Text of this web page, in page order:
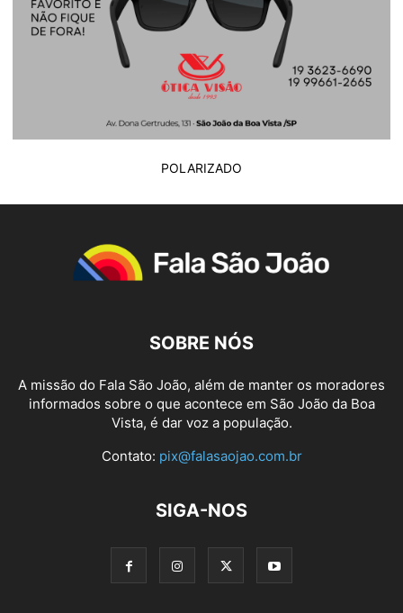
POLARIZADO
SOBRE NÓS
A missão do Fala São João, além de manter os moradores
informados sobre o que acontece em São João da Boa
Vista, é dar voz a população.
Contato: pix@falasaojao.com.br
SIGA-NOS